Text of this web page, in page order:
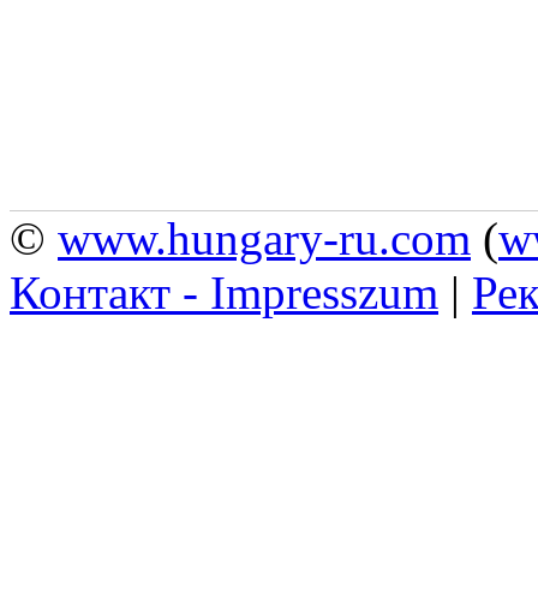
© www.hungary-ru.com (
Контакт - Impresszum |